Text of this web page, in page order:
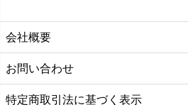
会社概要
お問い合わせ
特定商取引法に基づく表示